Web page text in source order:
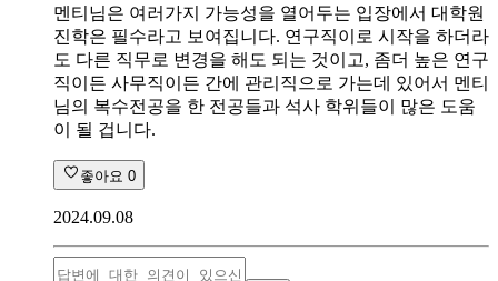
멘티님은 여러가지 가능성을 열어두는 입장에서 대학원
진학은 필수라고 보여집니다. 연구직이로 시작을 하더라
도 다른 직무로 변경을 해도 되는 것이고, 좀더 높은 연구
직이든 사무직이든 간에 관리직으로 가는데 있어서 멘티
님의 복수전공을 한 전공들과 석사 학위들이 많은 도움
이 될 겁니다.
좋아요 0
2024.09.08